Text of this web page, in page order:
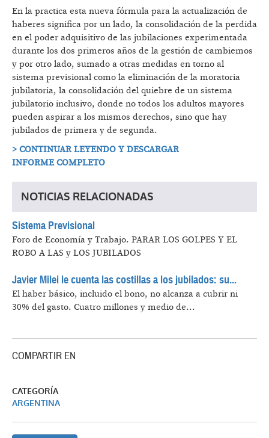
En la practica esta nueva fórmula para la actualización de
haberes significa por un lado, la consolidación de la perdida
en el poder adquisitivo de las jubilaciones experimentada
durante los dos primeros años de la gestión de cambiemos
y por otro lado, sumado a otras medidas en torno al
sistema previsional como la eliminación de la moratoria
jubilatoria, la consolidación del quiebre de un sistema
jubilatorio inclusivo, donde no todos los adultos mayores
pueden aspirar a los mismos derechos, sino que hay
jubilados de primera y de segunda.
> CONTINUAR LEYENDO Y DESCARGAR
INFORME COMPLETO
NOTICIAS RELACIONADAS
Sistema Previsional
Foro de Economía y Trabajo. PARAR LOS GOLPES Y EL
ROBO A LAS y LOS JUBILADOS
Javier Milei le cuenta las costillas a los jubilados: su...
El haber básico, incluido el bono, no alcanza a cubrir ni
30% del gasto. Cuatro millones y medio de...
COMPARTIR EN
CATEGORÍA
ARGENTINA